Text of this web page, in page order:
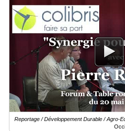
Reportage / Développement Durable / Agro-